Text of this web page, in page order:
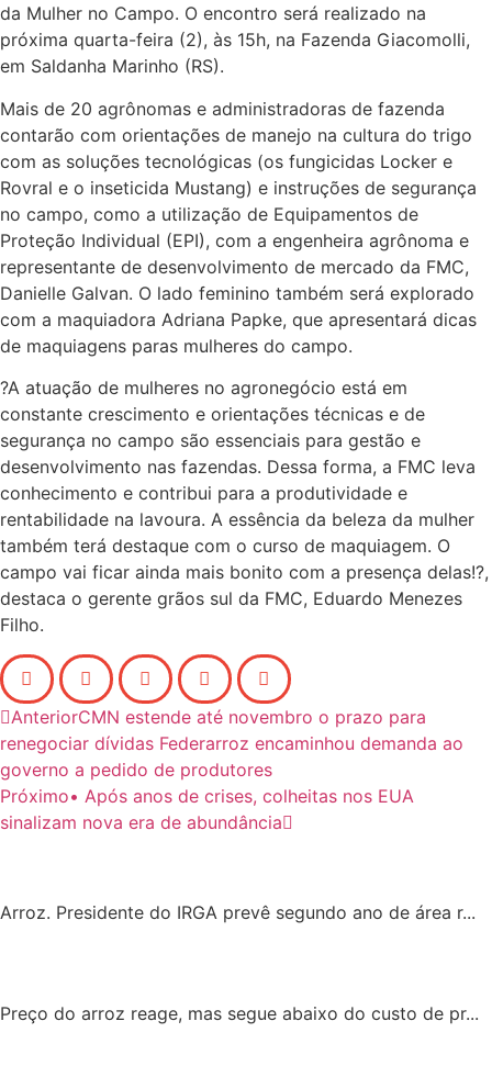
da Mulher no Campo. O encontro será realizado na
próxima quarta-feira (2), às 15h, na Fazenda Giacomolli,
em Saldanha Marinho (RS).
Mais de 20 agrônomas e administradoras de fazenda
contarão com orientações de manejo na cultura do trigo
com as soluções tecnológicas (os fungicidas Locker e
Rovral e o inseticida Mustang) e instruções de segurança
no campo, como a utilização de Equipamentos de
Proteção Individual (EPI), com a engenheira agrônoma e
representante de desenvolvimento de mercado da FMC,
Danielle Galvan. O lado feminino também será explorado
com a maquiadora Adriana Papke, que apresentará dicas
de maquiagens paras mulheres do campo.
?A atuação de mulheres no agronegócio está em
constante crescimento e orientações técnicas e de
segurança no campo são essenciais para gestão e
desenvolvimento nas fazendas. Dessa forma, a FMC leva
conhecimento e contribui para a produtividade e
rentabilidade na lavoura. A essência da beleza da mulher
também terá destaque com o curso de maquiagem. O
campo vai ficar ainda mais bonito com a presença delas!?,
destaca o gerente grãos sul da FMC, Eduardo Menezes
Filho.
AnteriorCMN estende até novembro o prazo para
renegociar dívidas Federarroz encaminhou demanda ao
governo a pedido de produtores
Próximo• Após anos de crises, colheitas nos EUA
sinalizam nova era de abundância
Arroz. Presidente do IRGA prevê segundo ano de área r...
Preço do arroz reage, mas segue abaixo do custo de pr...